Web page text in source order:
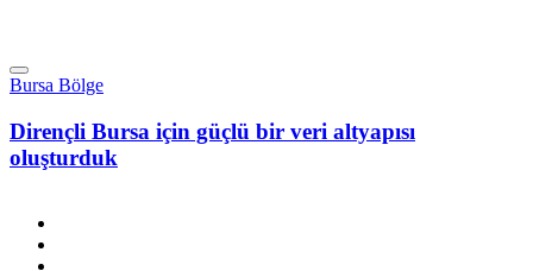
Bursa Bölge
Dirençli Bursa için güçlü bir veri altyapısı
oluşturduk